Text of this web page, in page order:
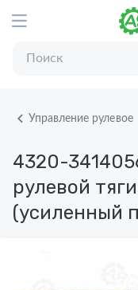
Управление рулевое
4320-
рулевой
(усиленный